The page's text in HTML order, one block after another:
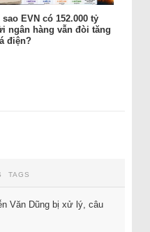
sao EVN có 152.000 tỷ
ngân hàng vẫn đòi tăng
điện?
TAGS
Văn Dũng bị xử lý, câu